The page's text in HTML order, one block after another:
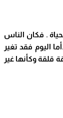
. فكان الناس
اليوم فقد تغير
قلقة وكأنها غير